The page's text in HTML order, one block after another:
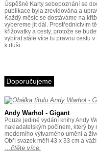
Úspěšné Karty sebepoznání se
publikace byla zrevidována a
Každý měsíc se dostáváme na
vybereme jít dál. Prostřednictvím
křižovatky a cesty, protože se
vybírat stále více tu pravou cestu
k duši.
Doporučujeme
Andy Warhol - Gigant
Pouze jediné vydání knihy Andy
nakladatelským počinem, který
moderního výtvarného umění a
Obří svazek měří 43 x 33 cm a
…čtěte více.